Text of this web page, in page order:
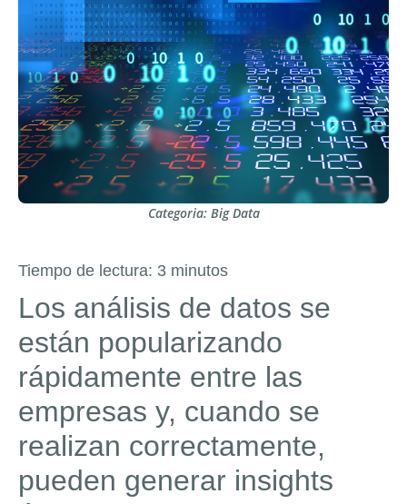
Categoria: Big Data
Tiempo de lectura: 3 minutos
Los análisis de datos se
están popularizando
rápidamente entre las
empresas y, cuando se
realizan correctamente,
pueden generar insights